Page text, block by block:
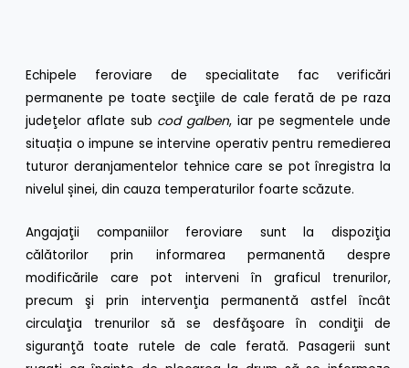
Echipele feroviare de specialitate fac verificări
permanente pe toate secţiile de cale ferată de pe raza
judeţelor aflate sub cod galben, iar pe segmentele unde
situația o impune se intervine operativ pentru remedierea
tuturor deranjamentelor tehnice care se pot înregistra la
nivelul șinei, din cauza temperaturilor foarte scăzute.
Angajaţii companiilor feroviare sunt la dispoziţia
călătorilor prin informarea permanentă despre
modificările care pot interveni în graficul trenurilor,
precum şi prin intervenţia permanentă astfel încât
circulaţia trenurilor să se desfăşoare în condiţii de
siguranţă toate rutele de cale ferată. Pasagerii sunt